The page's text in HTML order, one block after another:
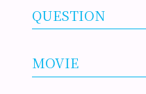
QUESTION
MOVIE